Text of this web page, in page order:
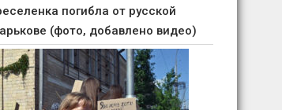
погибла от русской
(фото, добавлено видео)